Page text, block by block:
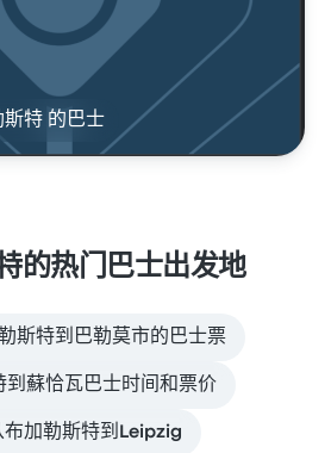
斯特 的巴士
的热门巴士出发地
斯特到巴勒莫市的巴士票
到蘇恰瓦巴士时间和票价
布加勒斯特到Leipzig